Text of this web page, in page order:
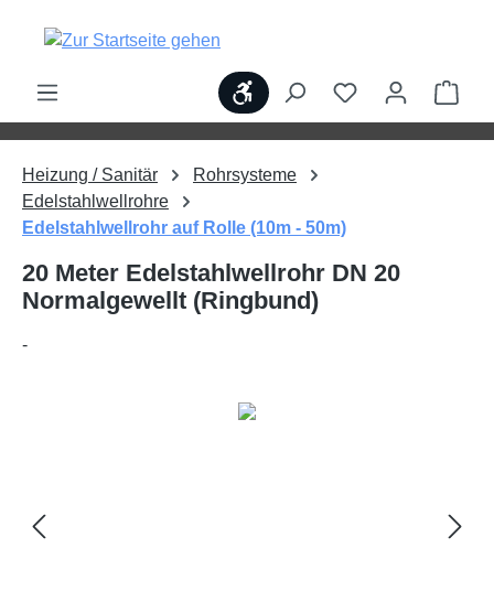
springen
Werkzeugleiste anzeigen
Heizung / Sanitär
Rohrsysteme
Edelstahlwellrohre
Edelstahlwellrohr auf Rolle (10m - 50m)
20 Meter Edelstahlwellrohr DN 20
Normalgewellt (Ringbund)
-